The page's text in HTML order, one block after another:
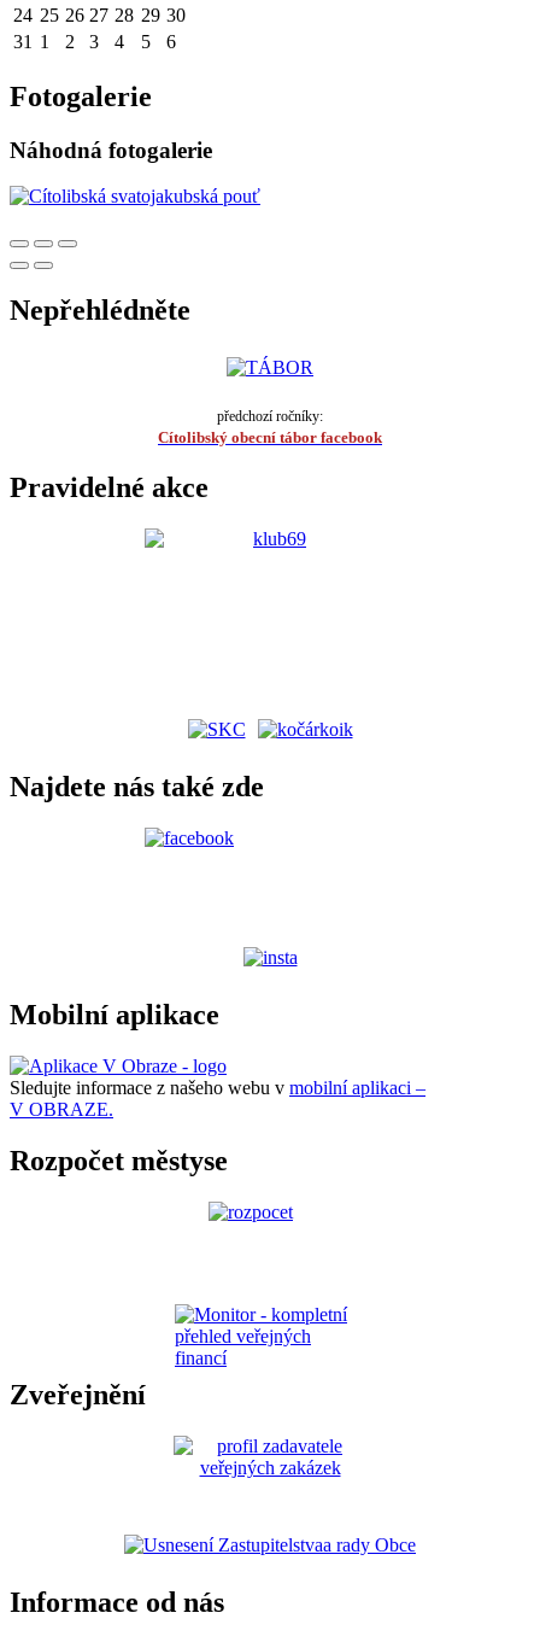
24 25 26 27 28 29 30
31 1 2 3 4 5 6
Fotogalerie
Náhodná fotogalerie
Nepřehlédněte
předchozí ročníky:
Cítolibský obecní tábor facebook
Pravidelné akce
Najdete nás také zde
Mobilní aplikace
Sledujte informace z našeho webu v mobilní aplikaci –
V OBRAZE.
Rozpočet městyse
Zveřejnění
Informace od nás